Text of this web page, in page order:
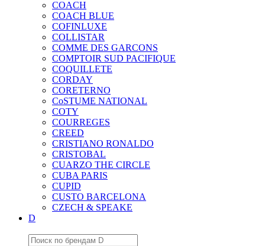
COACH
COACH BLUE
COFINLUXE
COLLISTAR
COMME DES GARCONS
COMPTOIR SUD PACIFIQUE
COQUILLETE
CORDAY
CORETERNO
CoSTUME NATIONAL
COTY
COURREGES
CREED
CRISTIANO RONALDO
CRISTOBAL
CUARZO THE CIRCLE
CUBA PARIS
CUPID
CUSTO BARCELONA
CZECH & SPEAKE
D